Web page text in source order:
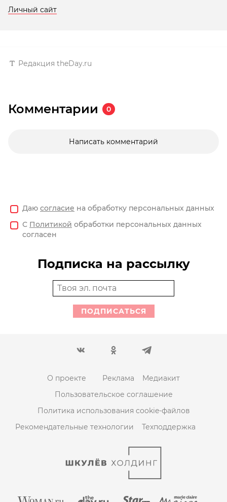
Личный сайт
Редакция theDay.ru
Комментарии 0
Написать комментарий
Даю согласие на обработку персональных данных
С Политикой обработки персональных данных
согласен
Подписка на рассылку
ПОДПИСАТЬСЯ
О проекте Реклама
Медиакит
Пользовательское соглашение
Политика использования cookie-файлов
Рекомендательные технологии
Техподдержка